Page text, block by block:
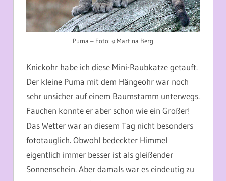
Puma – Foto: © Martina Berg
Knickohr habe ich diese Mini-Raubkatze getauft.
Der kleine Puma mit dem Hängeohr war noch
sehr unsicher auf einem Baumstamm unterwegs.
Fauchen konnte er aber schon wie ein Großer!
Das Wetter war an diesem Tag nicht besonders
fototauglich. Obwohl bedeckter Himmel
eigentlich immer besser ist als gleißender
Sonnenschein. Aber damals war es eindeutig zu